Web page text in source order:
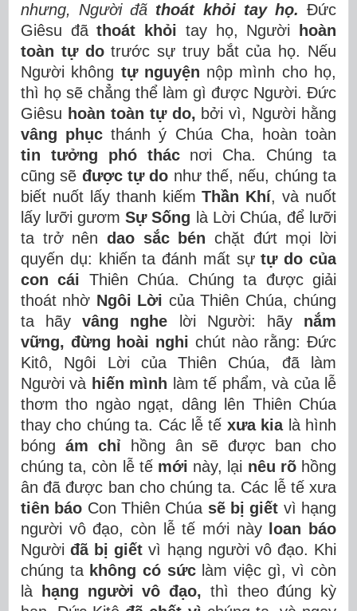
nhưng, Người đã thoát khỏi tay họ. Đức
Giêsu đãthoát khỏi tay họ, Người
hoàn
toàn tự dotrước sự truy bắt của họ. Nếu
Người không tự nguyện nộp mình cho họ,
thì họ sẽ chẳng thể làm gì được Người. Đức
Giêsu hoàn toàn tự do, bởi vì, Người hằng
vâng phục thánh ý Chúa Cha, hoàn toàn
tin tưởng phó thácnơi Cha. Chúng ta
cũng sẽ được tự do như thế, nếu, chúng ta
biết nuốt lấy thanh kiếmThần Khí, và nuốt
lấy lưỡi gươmSự Sống là Lời Chúa, để lưỡi
ta trở nên dao sắc bén chặt đứt mọi lời
quyến dụ: khiến ta đánh mất sựtự do của
con cái Thiên Chúa. Chúng ta được giải
thoát nhờ Ngôi Lời của Thiên Chúa, chúng
ta hãyvâng nghe lời Người: hãy nắm
vững, đừng hoài nghi chút nào rằng: Đức
Kitô, Ngôi Lời của Thiên Chúa, đã làm
Người và hiến mình làm tế phẩm, và của lễ
thơm tho ngào ngạt, dâng lên Thiên Chúa
thay cho chúng ta. Các lễ tế xưa kialà hình
bóng ám chỉ hồng ân sẽ được ban cho
chúng ta, còn lễ tế mới này, lại nêu rõhồng
ân đã được ban cho chúng ta. Các lễ tế xưa
tiên báo Con Thiên Chúa sẽ bị giết vì hạng
người vô đạo, còn lễ tế mới này
loan báo
Ngườiđã bị giết vì hạng người vô đạo. Khi
chúng ta không có sứclàm việc gì, vì còn
là
hạng người vô đạo, thì theo đúng kỳ